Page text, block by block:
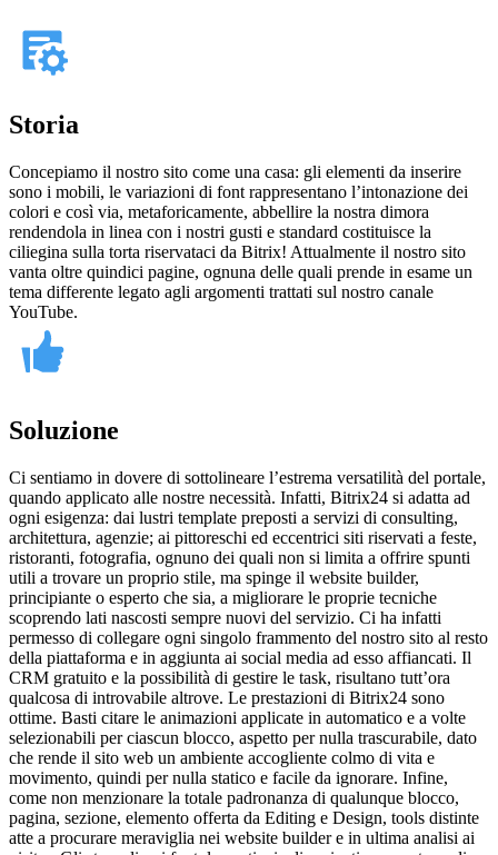
Storia
Concepiamo il nostro sito come una casa: gli elementi da inserire
sono i mobili, le variazioni di font rappresentano l’intonazione dei
colori e così via, metaforicamente, abbellire la nostra dimora
rendendola in linea con i nostri gusti e standard costituisce la
ciliegina sulla torta riservataci da Bitrix! Attualmente il nostro sito
vanta oltre quindici pagine, ognuna delle quali prende in esame un
tema differente legato agli argomenti trattati sul nostro canale
YouTube.
Soluzione
Ci sentiamo in dovere di sottolineare l’estrema versatilità del portale,
quando applicato alle nostre necessità. Infatti, Bitrix24 si adatta ad
ogni esigenza: dai lustri template preposti a servizi di consulting,
architettura, agenzie; ai pittoreschi ed eccentrici siti riservati a feste,
ristoranti, fotografia, ognuno dei quali non si limita a offrire spunti
utili a trovare un proprio stile, ma spinge il website builder,
principiante o esperto che sia, a migliorare le proprie tecniche
scoprendo lati nascosti sempre nuovi del servizio. Ci ha infatti
permesso di collegare ogni singolo frammento del nostro sito al resto
della piattaforma e in aggiunta ai social media ad esso affiancati. Il
CRM gratuito e la possibilità di gestire le task, risultano tutt’ora
qualcosa di introvabile altrove. Le prestazioni di Bitrix24 sono
ottime. Basti citare le animazioni applicate in automatico e a volte
selezionabili per ciascun blocco, aspetto per nulla trascurabile, dato
che rende il sito web un ambiente accogliente colmo di vita e
movimento, quindi per nulla statico e facile da ignorare. Infine,
come non menzionare la totale padronanza di qualunque blocco,
pagina, sezione, elemento offerta da Editing e Design, tools distinte
atte a procurare meraviglia nei website builder e in ultima analisi ai